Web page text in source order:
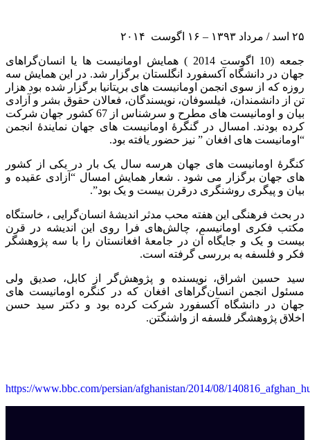
۲۵ اسد / مرداد ۱۳۹۳ – ۱۶ اگوست ۲۰۱۴
جمعه (10 اگوست 2014 ) همایش اومانیست‌ ها یا انسان‌گراهای
جهان در دانشگاه آکسفورد انگلستان برگزار شد. در این همایش سه
روزه که از سوی انجمن اومانیست ‌های بریتانیا برگزار شده بود هزار
تن از دانشمندان، فیلسوفان، نویسندگان، فعالان حقوق بشر و آزادی
بیان و اومانیست های مطرح و سرشناس از 67 کشور جهان شرکت
کرده بودند. امسال در گنگرۀ اومانیست های جهان نمایندۀ انجمن
“اومانیست های افغان ” نیز حضور یافته بود.
کنگرۀ اومانیست ‌های جهان هرسه سال یک بار در یکی از کشور
های جهان برگزار می شود . شعار همایش امسال “آزادی عقیده و
بیان و پیگری روشنگری درقرن بیست و یک بود.”
در بحث فرهنگی این هفته محب مدثر اندیشۀ انسان‌گرایی ، خاستگاه
مکتب فکری اومانیسم، چالش‌های فرا روی این اندیشه در قرن
بیست و یک و جایگاه آن در جامعۀ افغانستان را با سه پژوهشگر
فکر و فلسفه به بررسی گرفته است.
سید حسین اشراق، نویسنده و پژوهش‌گر از کابل، صدیق ولی
مسئول انجمن انسان‌گراهای افغان که در کنگره اومانیست‌ های
جهان در دانشگاه آکسفورد شرکت کرده بود و دکتر سید حسن
اخلاق پژوهشگر فلسفه از واشنگتن.
https://www.bbc.com/persian/afghanistan/2014/08/